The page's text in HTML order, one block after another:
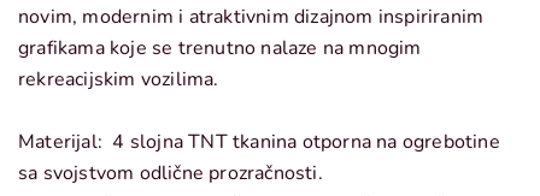
novim, modernim i atraktivnim dizajnom inspiriranim
grafikama koje se trenutno nalaze na mnogim
rekreacijskim vozilima.
Materijal: 4 slojna TNT tkanina otporna na ogrebotine
sa svojstvom odlične prozračnosti.